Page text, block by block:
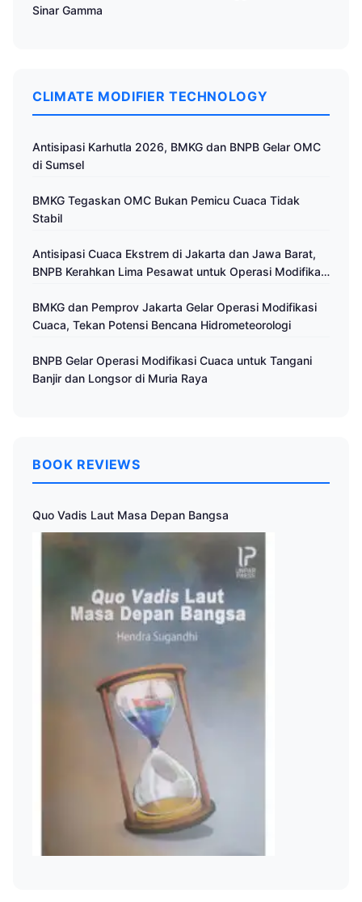
Sinar Gamma
CLIMATE MODIFIER TECHNOLOGY
Antisipasi Karhutla 2026, BMKG dan BNPB Gelar OMC
di Sumsel
BMKG Tegaskan OMC Bukan Pemicu Cuaca Tidak
Stabil
Antisipasi Cuaca Ekstrem di Jakarta dan Jawa Barat,
BNPB Kerahkan Lima Pesawat untuk Operasi Modifikasi
BMKG dan Pemprov Jakarta Gelar Operasi Modifikasi
Cuaca, Tekan Potensi Bencana Hidrometeorologi
BNPB Gelar Operasi Modifikasi Cuaca untuk Tangani
Banjir dan Longsor di Muria Raya
BOOK REVIEWS
Quo Vadis Laut Masa Depan Bangsa